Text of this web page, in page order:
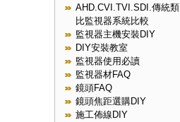
AHD.CVI.TVI.SDI.傳統類
比監視器系統比較
監視器主機安裝DIY
DIY安裝教室
監視器使用必讀
監視器材FAQ
鏡頭FAQ
鏡頭焦距選購DIY
施工佈線DIY